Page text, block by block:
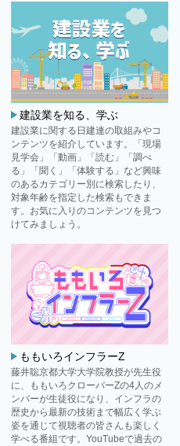
建設業を知る、学ぶ
建設業に関する日建連の取組みやコ
ンテンツを紹介しています。「現場
見学会」「動画」「読む」「調べ
る」「聞く」「体験する」など興味
のあるカテゴリー別に検索したり、
対象年齢を指定した検索もできま
す。お気に入りのコンテンツを見つ
けてみましょう。
ももいろインフラーZ
藤井聡京都大学大学院教授が先生役
に、ももいろクローバーZの4人のメ
ンバーが生徒役になり、インフラの
歴史から最新の技術まで幅広く学ぶ
姿を通じて視聴者の皆さんも楽しく
学べる番組です。YouTubeで過去の